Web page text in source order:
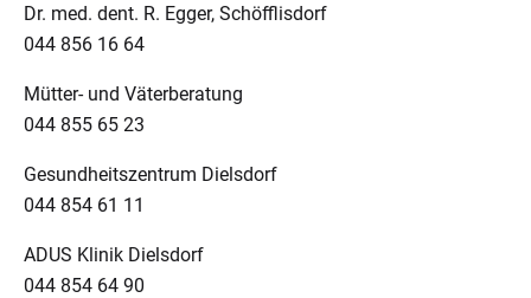
Dr. med. dent. R. Egger, Schöfflisdorf
044 856 16 64
Mütter- und Väterberatung
044 855 65 23
Gesundheitszentrum Dielsdorf
044 854 61 11
ADUS Klinik Dielsdorf
044 854 64 90